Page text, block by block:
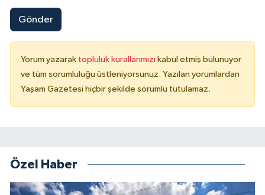
Gönder
Yorum yazarak topluluk kurallarımızı kabul etmiş bulunuyor
ve tüm sorumluluğu üstleniyorsunuz. Yazılan yorumlardan
Yaşam Gazetesi hiçbir şekilde sorumlu tutulamaz.
Özel Haber